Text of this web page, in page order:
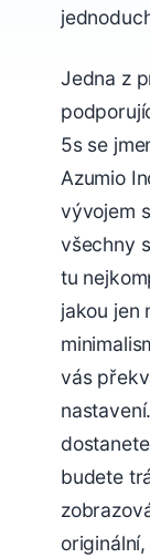
Jedna z
5s se
Azumio
vývojem
všechny
tu
jakou jen
vás
budete